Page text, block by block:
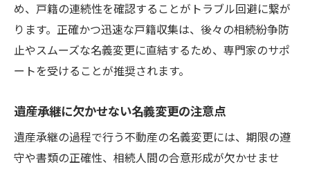
め、戸籍の連続性を確認することがトラブル回避に繋が
ります。正確かつ迅速な戸籍収集は、後々の相続紛争防
止やスムーズな名義変更に直結するため、専門家のサポ
ートを受けることが推奨されます。
遺産承継に欠かせない名義変更の注意点
遺産承継の過程で行う不動産の名義変更には、期限の遵
守や書類の正確性、相続人間の合意形成が欠かせませ